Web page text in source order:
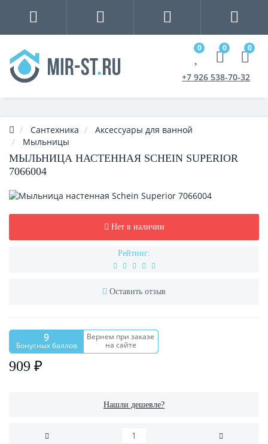
0 0 0
+7 926 538-70-32
Сантехника
Аксессуары для ванной
Мыльницы
МЫЛЬНИЦА НАСТЕННАЯ SCHEIN SUPERIOR
7066004
Нет в наличии
Рейтинг:
Оставить отзыв
9
Бонусных баллов
Вернем при заказе
на сайте
909 ₽
Нашли дешевле?